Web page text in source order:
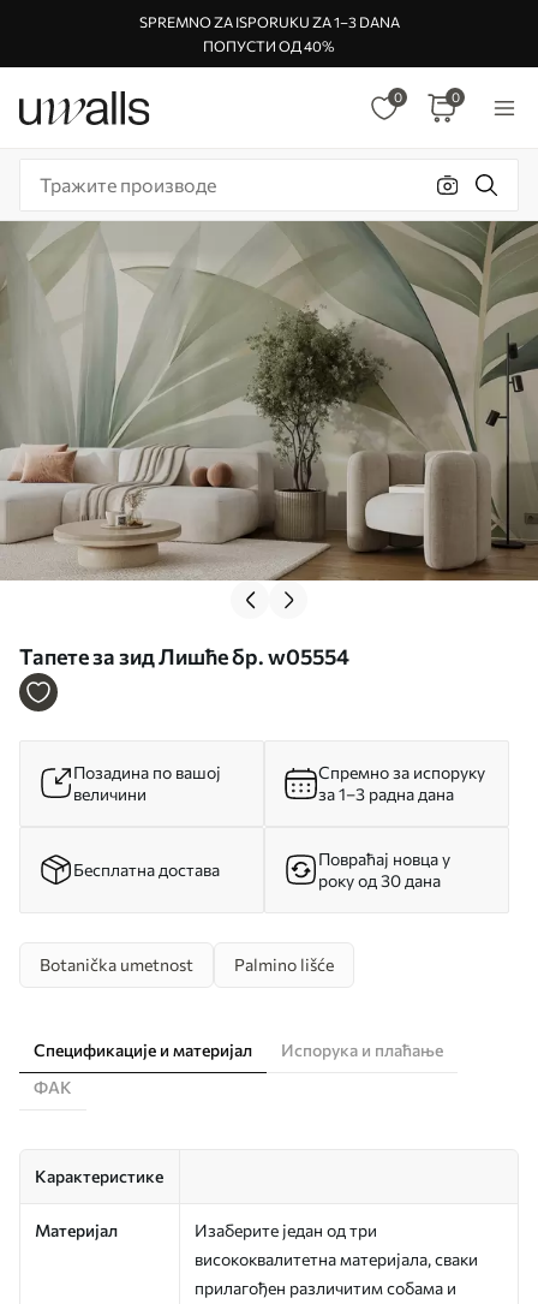
SPREMNO ZA ISPORUKU ZA 1–3 DANA
ПОПУСТИ ОД 40%
0 0
Тапете за зид Лишће бр. w05554
Позадина по вашој
величини
Спремно за испоруку
за 1–3 радна дана
Бесплатна достава
Повраћај новца у
року од 30 дана
Botanička umetnost Palmino lišće
Спецификације и материјал
Испорука и плаћање
ФАК
Карактеристике
Материјал
Изаберите један од три
висококвалитетна материјала, сваки
прилагођен различитим собама и